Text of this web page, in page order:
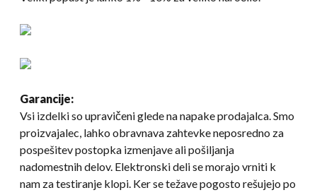
Garancije:
Vsi izdelki so upravičeni glede na napake prodajalca. Smo
proizvajalec, lahko obravnava zahtevke neposredno za
pospešitev postopka izmenjave ali pošiljanja
nadomestnih delov. Elektronski deli se morajo vrniti k
nam za testiranje klopi. Ker se težave pogosto rešujejo po